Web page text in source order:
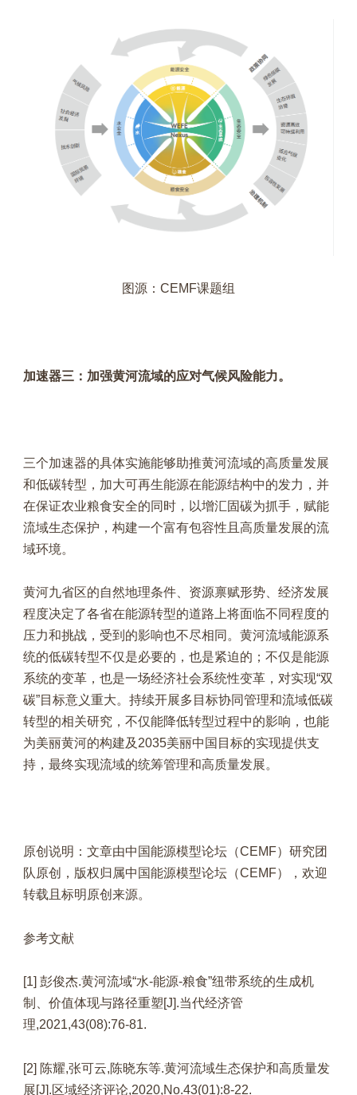
图源：CEMF课题组
加速器三：加强黄河流域的应对气候风险能力。
三个加速器的具体实施能够助推黄河流域的高质量发展
和低碳转型，加大可再生能源在能源结构中的发力，并
在保证农业粮食安全的同时，以增汇固碳为抓手，赋能
流域生态保护，构建一个富有包容性且高质量发展的流
域环境。
黄河九省区的自然地理条件、资源禀赋形势、经济发展
程度决定了各省在能源转型的道路上将面临不同程度的
压力和挑战，受到的影响也不尽相同。黄河流域能源系
统的低碳转型不仅是必要的，也是紧迫的；不仅是能源
系统的变革，也是一场经济社会系统性变革，对实现“双
碳”目标意义重大。持续开展多目标协同管理和流域低碳
转型的相关研究，不仅能降低转型过程中的影响，也能
为美丽黄河的构建及2035美丽中国目标的实现提供支
持，最终实现流域的统筹管理和高质量发展。
原创说明：文章由中国能源模型论坛（CEMF）研究团
队原创，版权归属中国能源模型论坛（CEMF），欢迎
转载且标明原创来源。
参考文献
[1] 彭俊杰.黄河流域“水-能源-粮食”纽带系统的生成机
制、价值体现与路径重塑[J].当代经济管
理,2021,43(08):76-81.
[2] 陈耀,张可云,陈晓东等.黄河流域生态保护和高质量发
展[J].区域经济评论,2020,No.43(01):8-22.